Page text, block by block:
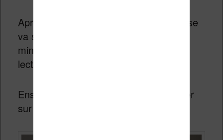
Après avoir ajouter les fichiers, la liseuse
va scanner ceux-ci pendant quelques
minutes pour construire une liste de
lecture.
Ensuite, vous n’aurez plus qu’à appuyer
sur un titre pour l’écouter.